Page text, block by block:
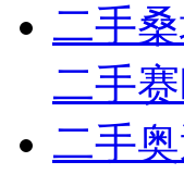
二手
二手
二手